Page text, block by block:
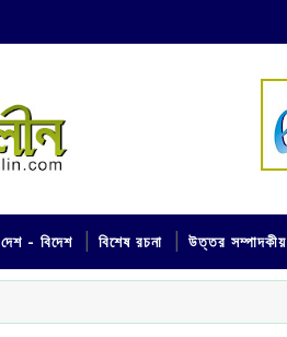
দেশ - বিদেশ বিশেষ রচনা উত্তর সম্পাদকীয়